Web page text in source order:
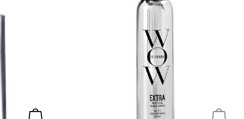
In den Warenkorb legen